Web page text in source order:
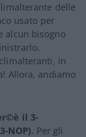
delle
usato per
alcun bisogno
in
Allora, andiamo
il 3-
NOP). Per gli